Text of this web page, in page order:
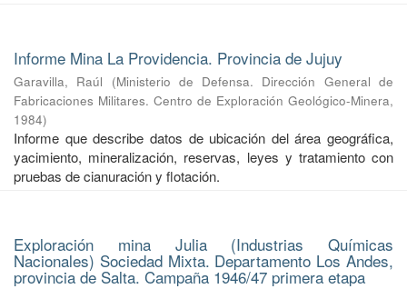
Informe Mina La Providencia. Provincia de Jujuy
Garavilla, Raúl (Ministerio de Defensa. Dirección General de
Fabricaciones Militares. Centro de Exploración Geológico-Minera,
1984)
Informe que describe datos de ubicación del área geográfica,
yacimiento, mineralización, reservas, leyes y tratamiento con
pruebas de cianuración y flotación.
Exploración mina Julia (Industrias Químicas
Nacionales) Sociedad Mixta. Departamento Los Andes,
provincia de Salta. Campaña 1946/47 primera etapa